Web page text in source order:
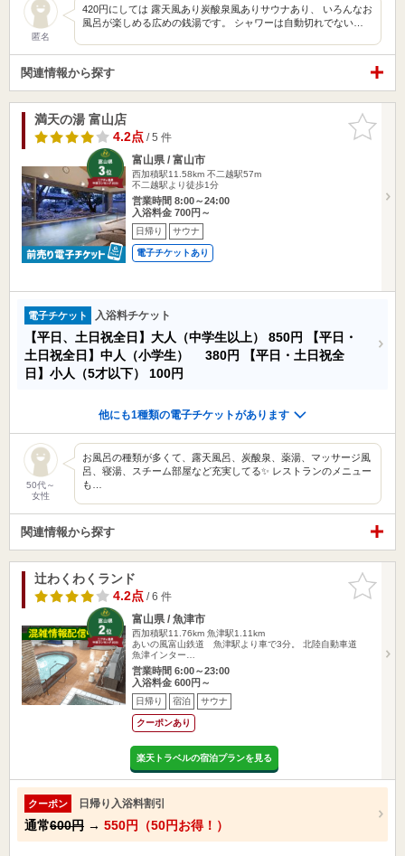
匿名
420円にしては 露天風あり炭酸泉風ありサウナあり、 いろんなお
風呂が楽しめる広めの銭湯です。 シャワーは自動切れでない…
関連情報から探す
お気に入
りに追加
満天の湯 富山店
4.2点/ 5 件
富山県 / 富山市
西加積駅11.58km 不二越駅57m
不二越駅より徒歩1分
営業時間 8:00～24:00
入浴料金 700円～
日帰り サウナ
電子チケットあり
電子チケット 入浴料チケット
【平日、土日祝全日】大人（中学生以上） 850円
【平日・
土日祝全日】中人（小学生） 380円
【平日・土日祝全
日】小人（5才以下） 100円
他にも1種類の電子チケットがあります
50代～
女性
お風呂の種類が多くて、露天風呂、炭酸泉、薬湯、マッサージ風
呂、寝湯、スチーム部屋など充実してる✨ レストランのメニュー
も…
関連情報から探す
お気に入
りに追加
辻わくわくランド
4.2点/ 6 件
富山県 / 魚津市
西加積駅11.76km 魚津駅1.11km
あいの風富山鉄道 魚津駅より車で3分。 北陸自動車道
魚津インター…
営業時間 6:00～23:00
入浴料金 600円～
日帰り 宿泊 サウナ
クーポンあり
楽天トラベルの宿泊プランを見る
クーポン 日帰り入浴料割引
通常600円 → 550円（50円お得！）